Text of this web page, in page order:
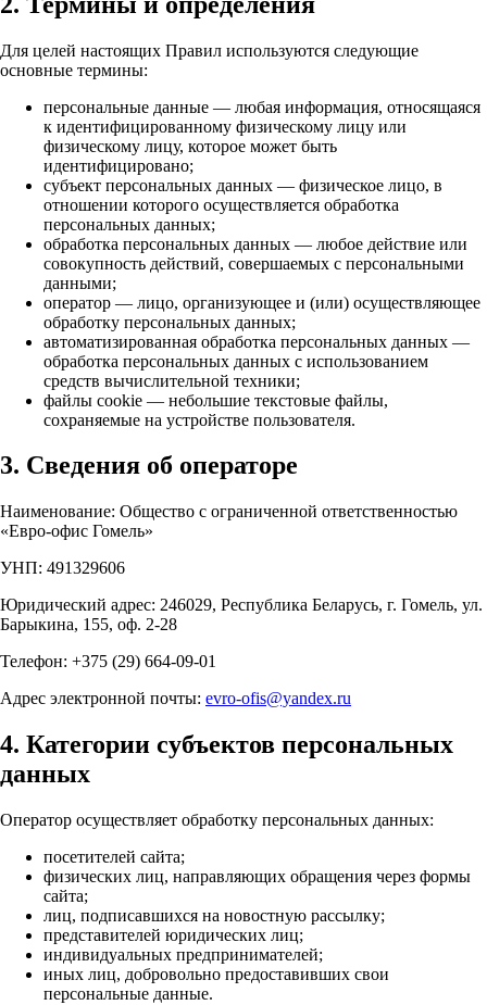
Для целей настоящих Правил используются следующие
основные термины:
персональные данные — любая информация, относящаяся
к идентифицированному физическому лицу или
физическому лицу, которое может быть
идентифицировано;
субъект персональных данных — физическое лицо, в
отношении которого осуществляется обработка
персональных данных;
обработка персональных данных — любое действие или
совокупность действий, совершаемых с персональными
данными;
оператор — лицо, организующее и (или) осуществляющее
обработку персональных данных;
автоматизированная обработка персональных данных —
обработка персональных данных с использованием
средств вычислительной техники;
файлы cookie — небольшие текстовые файлы,
сохраняемые на устройстве пользователя.
3. Сведения об операторе
Наименование: Общество с ограниченной ответственностью
«Евро-офис Гомель»
УНП: 491329606
Юридический адрес: 246029, Республика Беларусь, г. Гомель, ул.
Барыкина, 155, оф. 2-28
Телефон: +375 (29) 664-09-01
Адрес электронной почты: evro-ofis@yandex.ru
4. Категории субъектов персональных
данных
Оператор осуществляет обработку персональных данных:
посетителей сайта;
физических лиц, направляющих обращения через формы
сайта;
лиц, подписавшихся на новостную рассылку;
представителей юридических лиц;
индивидуальных предпринимателей;
иных лиц, добровольно предоставивших свои
персональные данные.